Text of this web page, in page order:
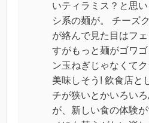
いティラミス？と思
シ系の麺が。 チーズ
が絡んで見た目はフ
すがもっと麺がゴワ
ン玉ねぎじゃなくて
美味しそう! 飲食店と
チが狭いとかいろい
が、新しい食の体験